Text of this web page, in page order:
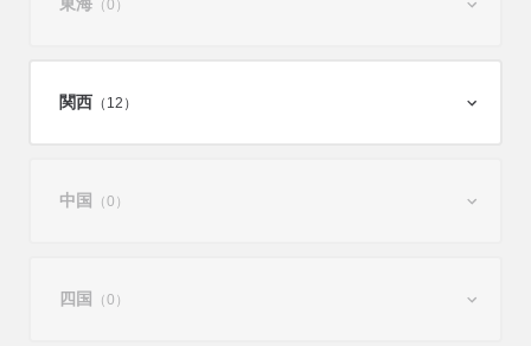
（0）
関西 （12）
中国 （0）
四国 （0）